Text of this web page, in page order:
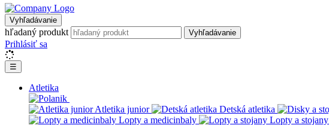
Vyhľadávanie
hľadaný produkt Vyhľadávanie
Prihlásiť sa
☰
Atletika
Atletika junior Detská atletika
Lopty a medicinbaly
Lopty a stojany